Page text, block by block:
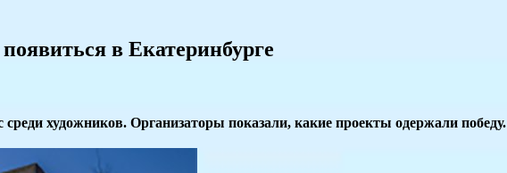
в Екатеринбурге
художников. Организаторы показали, какие проекты одержали победу.